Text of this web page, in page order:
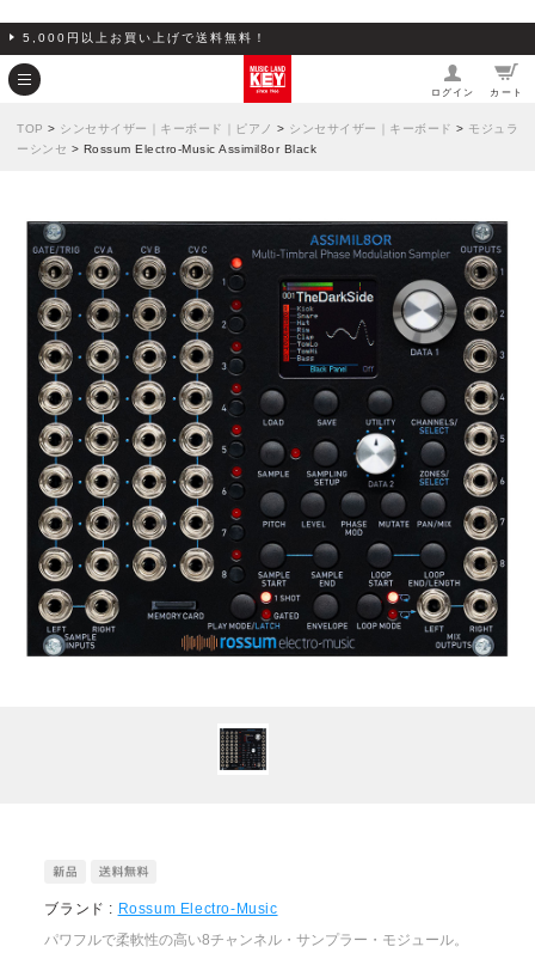
5,000円以上お買い上げで送料無料！
ログイン カート
TOP > シンセサイザー｜キーボード｜ピアノ > シンセサイザー｜キーボード > モジュラ
ーシンセ > Rossum Electro-Music Assimil8or Black
ブランド : Rossum Electro-Music
パワフルで柔軟性の高い8チャンネル・サンプラー・モジュール。